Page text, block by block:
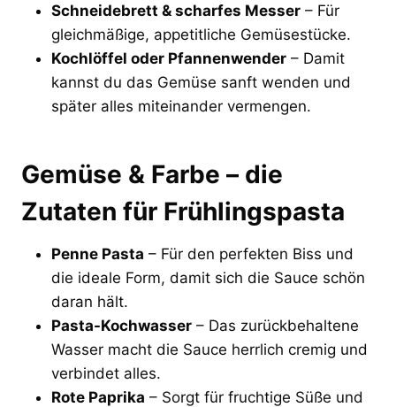
Schneidebrett & scharfes Messer – Für
gleichmäßige, appetitliche Gemüsestücke.
Kochlöffel oder Pfannenwender – Damit
kannst du das Gemüse sanft wenden und
später alles miteinander vermengen.
Gemüse & Farbe – die
Zutaten für Frühlingspasta
Penne Pasta – Für den perfekten Biss und
die ideale Form, damit sich die Sauce schön
daran hält.
Pasta-Kochwasser – Das zurückbehaltene
Wasser macht die Sauce herrlich cremig und
verbindet alles.
Rote Paprika – Sorgt für fruchtige Süße und